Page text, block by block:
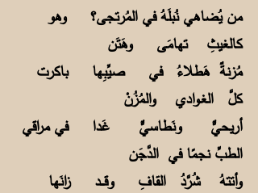
من يُضاهي نُبلَهُ في المُرتجى؟ وهو
كالغيثِ تهامَى وهَتَن
مُزنةٌ هَطلاءُ في صيِّبِها باكرت
كلَّ الغـوادي والمُزُنْ
أريحيٌّ ونَطاسيٌّ غَدا في مراقي
الطبِّ نجمًا في الدَّجَن
وأتتهُ شُرَّدُ القافِ وقــــد زانَها